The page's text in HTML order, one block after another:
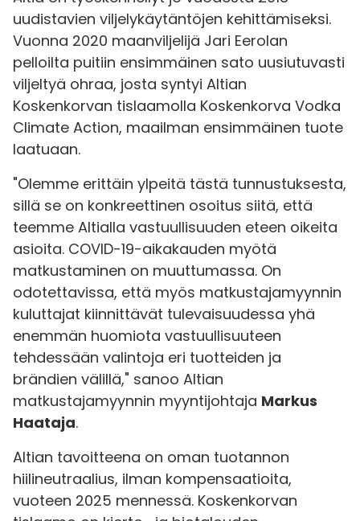
uudistavien viljelykäytäntöjen kehittämiseksi.
Vuonna 2020 maanviljelijä Jari Eerolan
pelloilta puitiin ensimmäinen sato uusiutuvasti
viljeltyä ohraa, josta syntyi Altian
Koskenkorvan tislaamolla Koskenkorva Vodka
Climate Action, maailman ensimmäinen tuote
laatuaan.
"Olemme erittäin ylpeitä tästä tunnustuksesta,
sillä se on konkreettinen osoitus siitä, että
teemme Altialla vastuullisuuden eteen oikeita
asioita. COVID-19-aikakauden myötä
matkustaminen on muuttumassa. On
odotettavissa, että myös matkustajamyynnin
kuluttajat kiinnittävät tulevaisuudessa yhä
enemmän huomiota vastuullisuuteen
tehdessään valintoja eri tuotteiden ja
brändien välillä," sanoo Altian
matkustajamyynnin myyntijohtaja Markus
Haataja.
Altian tavoitteena on oman tuotannon
hiilineutraalius, ilman kompensaatioita,
vuoteen 2025 mennessä. Koskenkorvan